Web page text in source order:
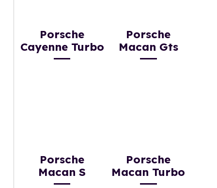
Porsche
Cayenne Turbo
Porsche
Macan Gts
Porsche
Macan S
Porsche
Macan Turbo